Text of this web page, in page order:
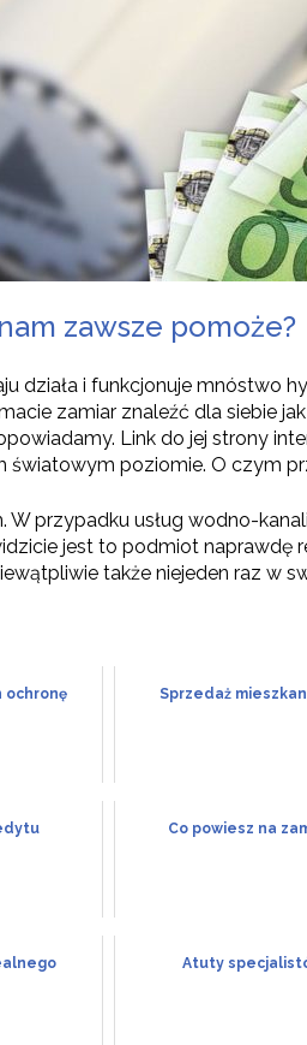
zawsze pomoże?
działa i funkcjonuje
zamiar znaleźć dla siebie
Link do jej strony
poziomie. O czym
przypadku usług wodno-
jest to podmiot naprawdę
także niejeden raz w
ochronę Sprzedaż
Co powiesz na
Atuty